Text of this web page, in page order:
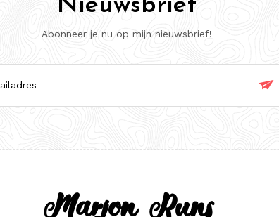
Nieuwsbrief
Abonneer je nu op mijn nieuwsbrief!

Marjon Runs